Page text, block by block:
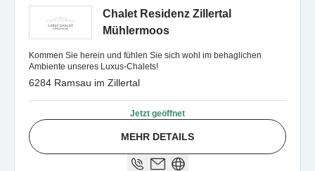
Chalet Residenz Zillertal
Mühlermoos
Kommen Sie herein und fühlen Sie sich wohl im behaglichen
Ambiente unseres Luxus-Chalets!
6284 Ramsau im Zillertal
Jetzt geöffnet
MEHR DETAILS